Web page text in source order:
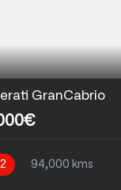
GranCabrio
94,000 kms